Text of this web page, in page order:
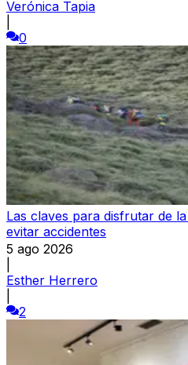
Verónica Tapia
0
Las claves para disfrutar de
evitar accidentes
5 ago 2026
Esther Herrero
2